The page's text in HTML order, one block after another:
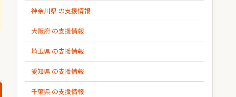
神奈川県 の支援情報
大阪府 の支援情報
埼玉県 の支援情報
愛知県 の支援情報
千葉県 の支援情報